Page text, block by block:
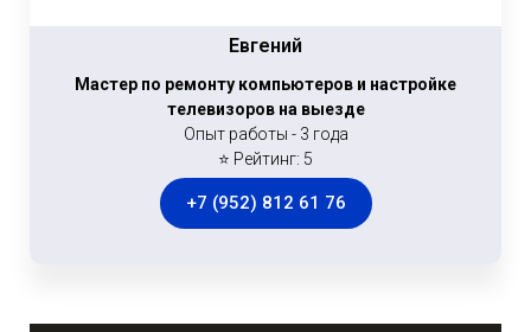
Евгений
Мастер по ремонту компьютеров и настройке
телевизоров на выезде
Опыт работы - 3 года
⭐ Рейтинг: 5
+7 (952) 812 61 76